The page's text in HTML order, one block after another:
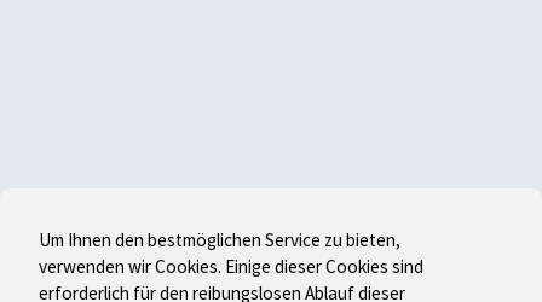
Um Ihnen den bestmöglichen Service zu bieten,
verwenden wir Cookies. Einige dieser Cookies sind
erforderlich für den reibungslosen Ablauf dieser